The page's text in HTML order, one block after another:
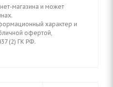
магазина и может
характер и
офертой,
(2) ГК РФ.